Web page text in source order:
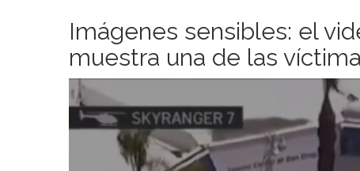
Imágenes sensibles: el
muestra una de las